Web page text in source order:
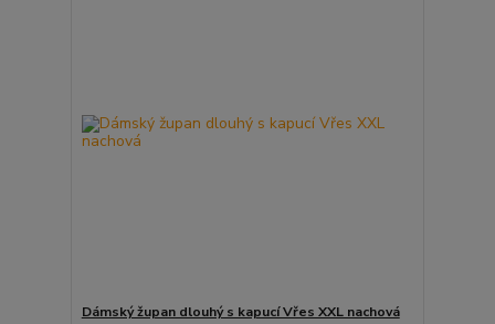
Dámský župan dlouhý s kapucí Vřes XXL nachová